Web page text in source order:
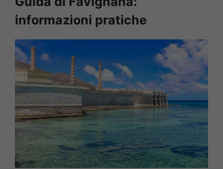
informazioni pratiche